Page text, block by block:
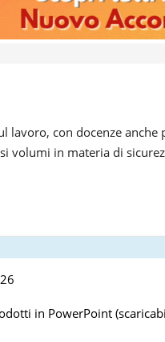
lavoro, con docenze
volumi in materia di
in PowerPoint